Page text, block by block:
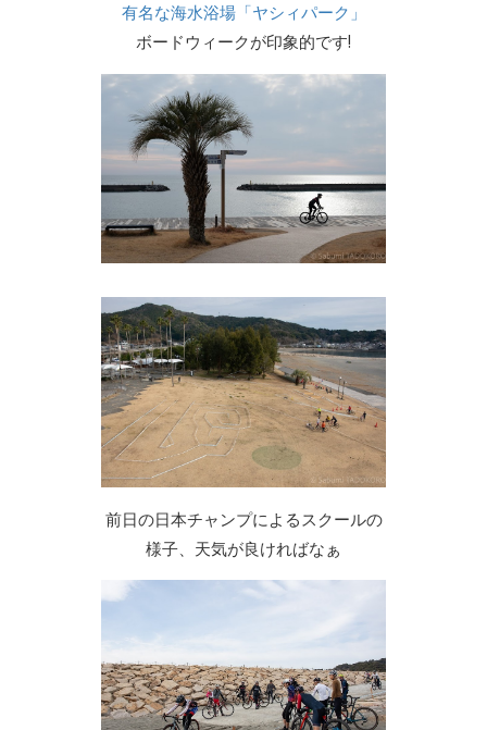
有名な海水浴場「ヤシィパーク」
ボードウィークが印象的です!
前日の日本チャンプによるスクールの
様子、天気が良ければなぁ